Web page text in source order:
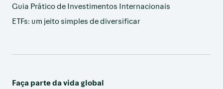
Guia Prático de Investimentos Internacionais
ETFs: um jeito simples de diversificar
Faça parte da vida global